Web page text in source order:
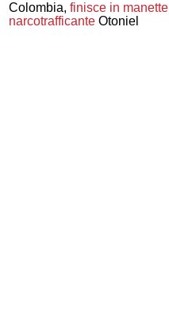
Colombia,finisce in manette
narcotrafficante Otoniel